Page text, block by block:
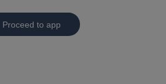
Proceed to app